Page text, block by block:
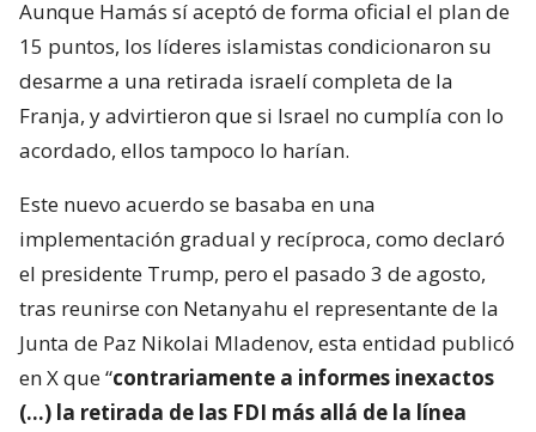
Aunque Hamás sí aceptó de forma oficial el plan de
15 puntos, los líderes islamistas condicionaron su
desarme a una retirada israelí completa de la
Franja, y advirtieron que si Israel no cumplía con lo
acordado, ellos tampoco lo harían.
Este nuevo acuerdo se basaba en una
implementación gradual y recíproca, como declaró
el presidente Trump, pero el pasado 3 de agosto,
tras reunirse con Netanyahu el representante de la
Junta de Paz Nikolai Mladenov, esta entidad publicó
en X que “contrariamente a informes inexactos
(…) la retirada de las FDI más allá de la línea